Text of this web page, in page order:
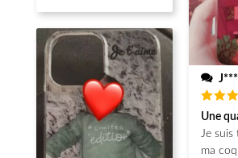
J***
Note5
sur 5
Une
Je suis
ma